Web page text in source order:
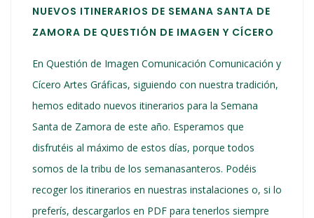
NUEVOS ITINERARIOS DE SEMANA SANTA DE
ZAMORA DE QUESTIÓN DE IMAGEN Y CÍCERO
En Questión de Imagen Comunicación Comunicación y
Cícero Artes Gráficas, siguiendo con nuestra tradición,
hemos editado nuevos itinerarios para la Semana
Santa de Zamora de este año. Esperamos que
disfrutéis al máximo de estos días, porque todos
somos de la tribu de los semanasanteros. Podéis
recoger los itinerarios en nuestras instalaciones o, si lo
preferís, descargarlos en PDF para tenerlos siempre